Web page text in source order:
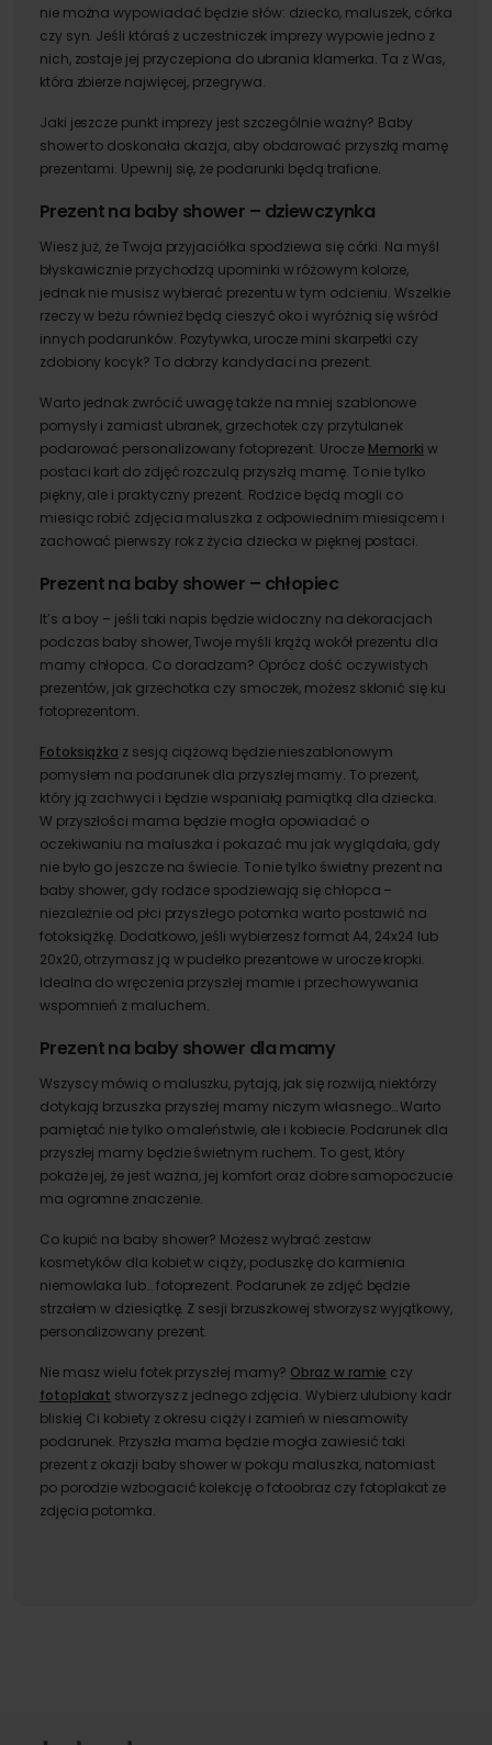
nie można wypowiadać będzie słów: dziecko, maluszek, córka
czy syn. Jeśli któraś z uczestniczek imprezy wypowie jedno z
nich, zostaje jej przyczepiona do ubrania klamerka. Ta z Was,
która zbierze najwięcej, przegrywa.
Jaki jeszcze punkt imprezy jest szczególnie ważny? Baby
shower to doskonała okazja, aby obdarować przyszłą mamę
prezentami. Upewnij się, że podarunki będą trafione.
Prezent na baby shower – dziewczynka
Wiesz już, że Twoja przyjaciółka spodziewa się córki. Na myśl
błyskawicznie przychodzą upominki w różowym kolorze,
jednak nie musisz wybierać prezentu w tym odcieniu. Wszelkie
rzeczy w beżu również będą cieszyć oko i wyróżnią się wśród
innych podarunków. Pozytywka, urocze mini skarpetki czy
zdobiony kocyk? To dobrzy kandydaci na prezent.
Warto jednak zwrócić uwagę także na mniej szablonowe
pomysły i zamiast ubranek, grzechotek czy przytulanek
podarować personalizowany fotoprezent. Urocze Memorki w
postaci kart do zdjęć rozczulą przyszłą mamę. To nie tylko
piękny, ale i praktyczny prezent. Rodzice będą mogli co
miesiąc robić zdjęcia maluszka z odpowiednim miesiącem i
zachować pierwszy rok z życia dziecka w pięknej postaci.
Prezent na baby shower – chłopiec
It’s a boy – jeśli taki napis będzie widoczny na dekoracjach
podczas baby shower, Twoje myśli krążą wokół prezentu dla
mamy chłopca. Co doradzam? Oprócz dość oczywistych
prezentów, jak grzechotka czy smoczek, możesz skłonić się ku
fotoprezentom.
Fotoksiążka z sesją ciążową będzie nieszablonowym
pomysłem na podarunek dla przyszłej mamy. To prezent,
który ją zachwyci i będzie wspaniałą pamiątką dla dziecka.
W przyszłości mama będzie mogła opowiadać o
oczekiwaniu na maluszka i pokazać mu jak wyglądała, gdy
nie było go jeszcze na świecie. To nie tylko świetny prezent na
baby shower, gdy rodzice spodziewają się chłopca –
niezależnie od płci przyszłego potomka warto postawić na
fotoksiążkę. Dodatkowo, jeśli wybierzesz format A4, 24x24 lub
20x20, otrzymasz ją w pudełko prezentowe w urocze kropki.
Idealna do wręczenia przyszłej mamie i przechowywania
wspomnień z maluchem.
Prezent na baby shower dla mamy
Wszyscy mówią o maluszku, pytają, jak się rozwija, niektórzy
dotykają brzuszka przyszłej mamy niczym własnego… Warto
pamiętać nie tylko o maleństwie, ale i kobiecie. Podarunek dla
przyszłej mamy będzie świetnym ruchem. To gest, który
pokaże jej, że jest ważna, jej komfort oraz dobre samopoczucie
ma ogromne znaczenie.
Co kupić na baby shower? Możesz wybrać zestaw
kosmetyków dla kobiet w ciąży, poduszkę do karmienia
niemowlaka lub… fotoprezent. Podarunek ze zdjęć będzie
strzałem w dziesiątkę. Z sesji brzuszkowej stworzysz wyjątkowy,
personalizowany prezent.
Nie masz wielu fotek przyszłej mamy? Obraz w ramie czy
fotoplakat stworzysz z jednego zdjęcia. Wybierz ulubiony kadr
bliskiej Ci kobiety z okresu ciąży i zamień w niesamowity
podarunek. Przyszła mama będzie mogła zawiesić taki
prezent z okazji baby shower w pokoju maluszka, natomiast
po porodzie wzbogacić kolekcję o fotoobraz czy fotoplakat ze
zdjęcia potomka.